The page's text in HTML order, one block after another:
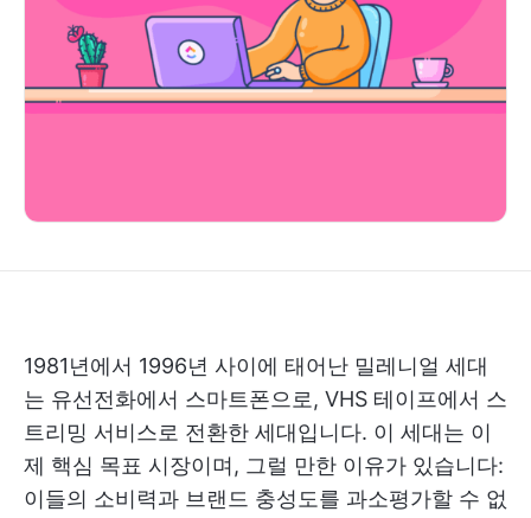
1981년에서 1996년 사이에 태어난 밀레니얼 세대
는 유선전화에서 스마트폰으로, VHS 테이프에서 스
트리밍 서비스로 전환한 세대입니다. 이 세대는 이
제 핵심 목표 시장이며, 그럴 만한 이유가 있습니다:
이들의 소비력과 브랜드 충성도를 과소평가할 수 없